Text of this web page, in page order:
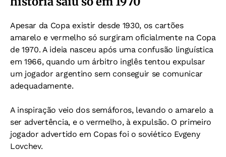
Apesar da Copa existir desde 1930, os cartões
amarelo e vermelho só surgiram oficialmente na Copa
de 1970. A ideia nasceu após uma confusão linguística
em 1966, quando um árbitro inglês tentou expulsar
um jogador argentino sem conseguir se comunicar
adequadamente.
A inspiração veio dos semáforos, levando o amarelo a
ser advertência, e o vermelho, à expulsão. O primeiro
jogador advertido em Copas foi o soviético Evgeny
Lovchev.